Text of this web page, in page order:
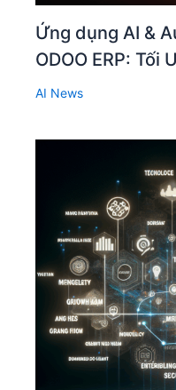
Ứng dụng AI &
ODOO ERP: Tối
AI News